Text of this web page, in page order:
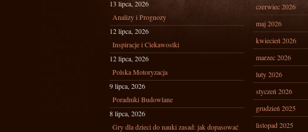
13 lipca, 2026
Analizy i Prognozy
12 lipca, 2026
Inspiracje i Ciekawostki
12 lipca, 2026
Polska Motoryzacja
9 lipca, 2026
Poradniki Budowlane
8 lipca, 2026
Gry dla dzieci do nauki zasad: jak dopasować
czerwiec 2026
maj 2026
kwiecień 2026
marzec 2026
luty 2026
styczeń 2026
grudzień 2025
listopad 2025